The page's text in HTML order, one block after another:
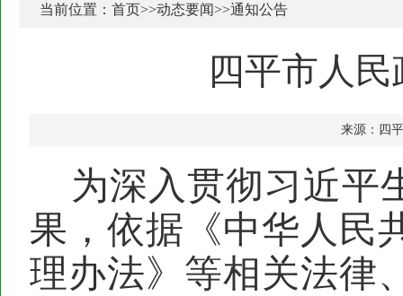
当前位置：首页>>动态要闻>>通知公告
四平市人
来源：四
为深入贯彻习近平
果，依据《中华人民
理办法》等相关法律